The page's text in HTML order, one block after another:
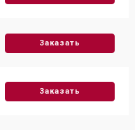
Заказать
Заказать